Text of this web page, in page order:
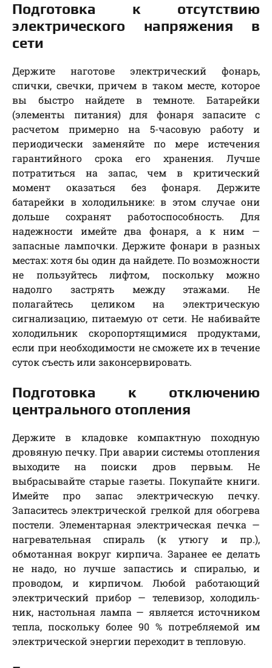
Подготовка к отсутствию
электрического напряжения в
сети
Держите наготове электрический фонарь,
спички, свечки, причем в таком месте, которое
вы быстро найдете в темноте. Батарейки
(элементы питания) для фонаря запасите с
расчетом примерно на 5-часовую работу и
периодически заменяйте по мере истечения
гарантийного срока его хранения. Лучше
потратиться на запас, чем в критический
момент оказаться без фонаря. Держите
батарейки в холодильнике: в этом случае они
дольше сохранят работоспособность. Для
надежности имейте два фонаря, а к ним —
запасные лампочки. Держите фонари в разных
местах: хотя бы один да найдете. По возможности
не пользуйтесь лифтом, поскольку можно
надолго застрять между этажами. Не
полагайтесь целиком на электрическую
сигнализацию, питаемую от сети. Не набивайте
холодильник скоропортящимися продуктами,
если при необходимости не сможете их в течение
суток съесть или законсервировать.
Подготовка к отключению
центрального отопления
Держите в кладовке компактную походную
дровяную печку. При аварии системы отопления
выходите на поиски дров первым. Не
выбрасывайте старые газеты. Покупайте книги.
Имейте про запас электрическую печку.
Запаситесь электрической грелкой для обогрева
постели. Элементарная электрическая печка —
нагревательная спираль (к утюгу и пр.),
обмотанная вокруг кирпича. Заранее ее делать
не надо, но лучше запастись и спиралью, и
проводом, и кирпичом. Любой работающий
электрический прибор — телевизор, холодиль-
ник, настольная лампа — является источником
тепла, поскольку более 90 % потребляемой им
электрической энергии переходит в тепловую.